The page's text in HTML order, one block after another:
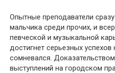
Опытные преподаватели
мальчика среди прочих, и
певческой и музыкальной
достигнет серьезных
сомневался.
выступлений на городском